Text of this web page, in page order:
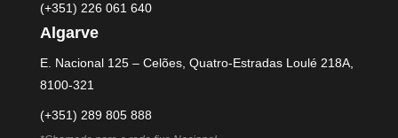
(+351) 226 061 640
Algarve
E. Nacional 125 – Celões, Quatro-Estradas Loulé 218A,
8100-321
(+351) 289 805 888